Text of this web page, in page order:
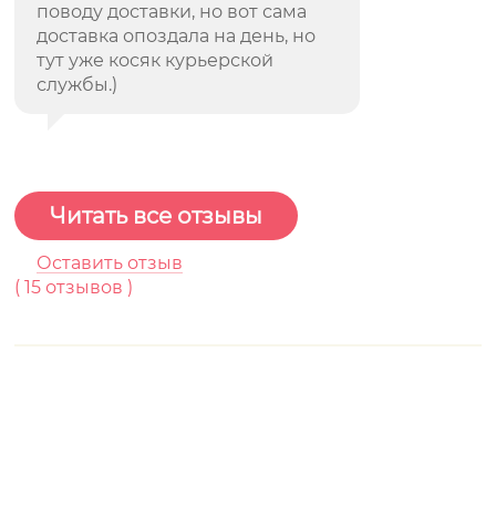
поводу доставки, но вот сама
доставка опоздала на день, но
тут уже косяк курьерской
службы.)
Читать все отзывы
Оставить отзыв
(15 отзывов )